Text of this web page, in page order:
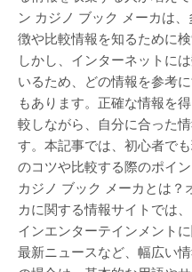
ン カジノ ブック メーカは
徴や比較情報を知るために
しかし、インターネットに
いるため、どの情報を参考
もあります。正確な情報を
較しながら、自分に合った
す。本記事では、初心者で
のコツや比較する際のポイ
カジノ ブック メーカとは？
カに関する情報サイトでは
インエンターテインメント
最新ニュースなど、幅広い